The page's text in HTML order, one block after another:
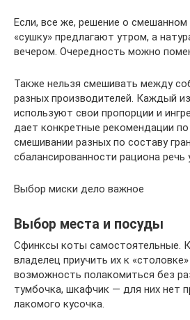
Если, все же, решение о смешанном
«сушку» предлагают утром, а
вечером. Очередность можно
Также нельзя смешивать между
разных производителей. Каждый
используют свои пропорции и
дает конкретные рекомендации
смешивании разных по составу
сбалансированности рациона речь
Выбор миски дело важное
Выбор места и посуды
Сфинксы коты самостоятельные.
владелец приучить их к
возможность полакомиться без
тумбочка, шкафчик — для них нет
лакомого кусочка.